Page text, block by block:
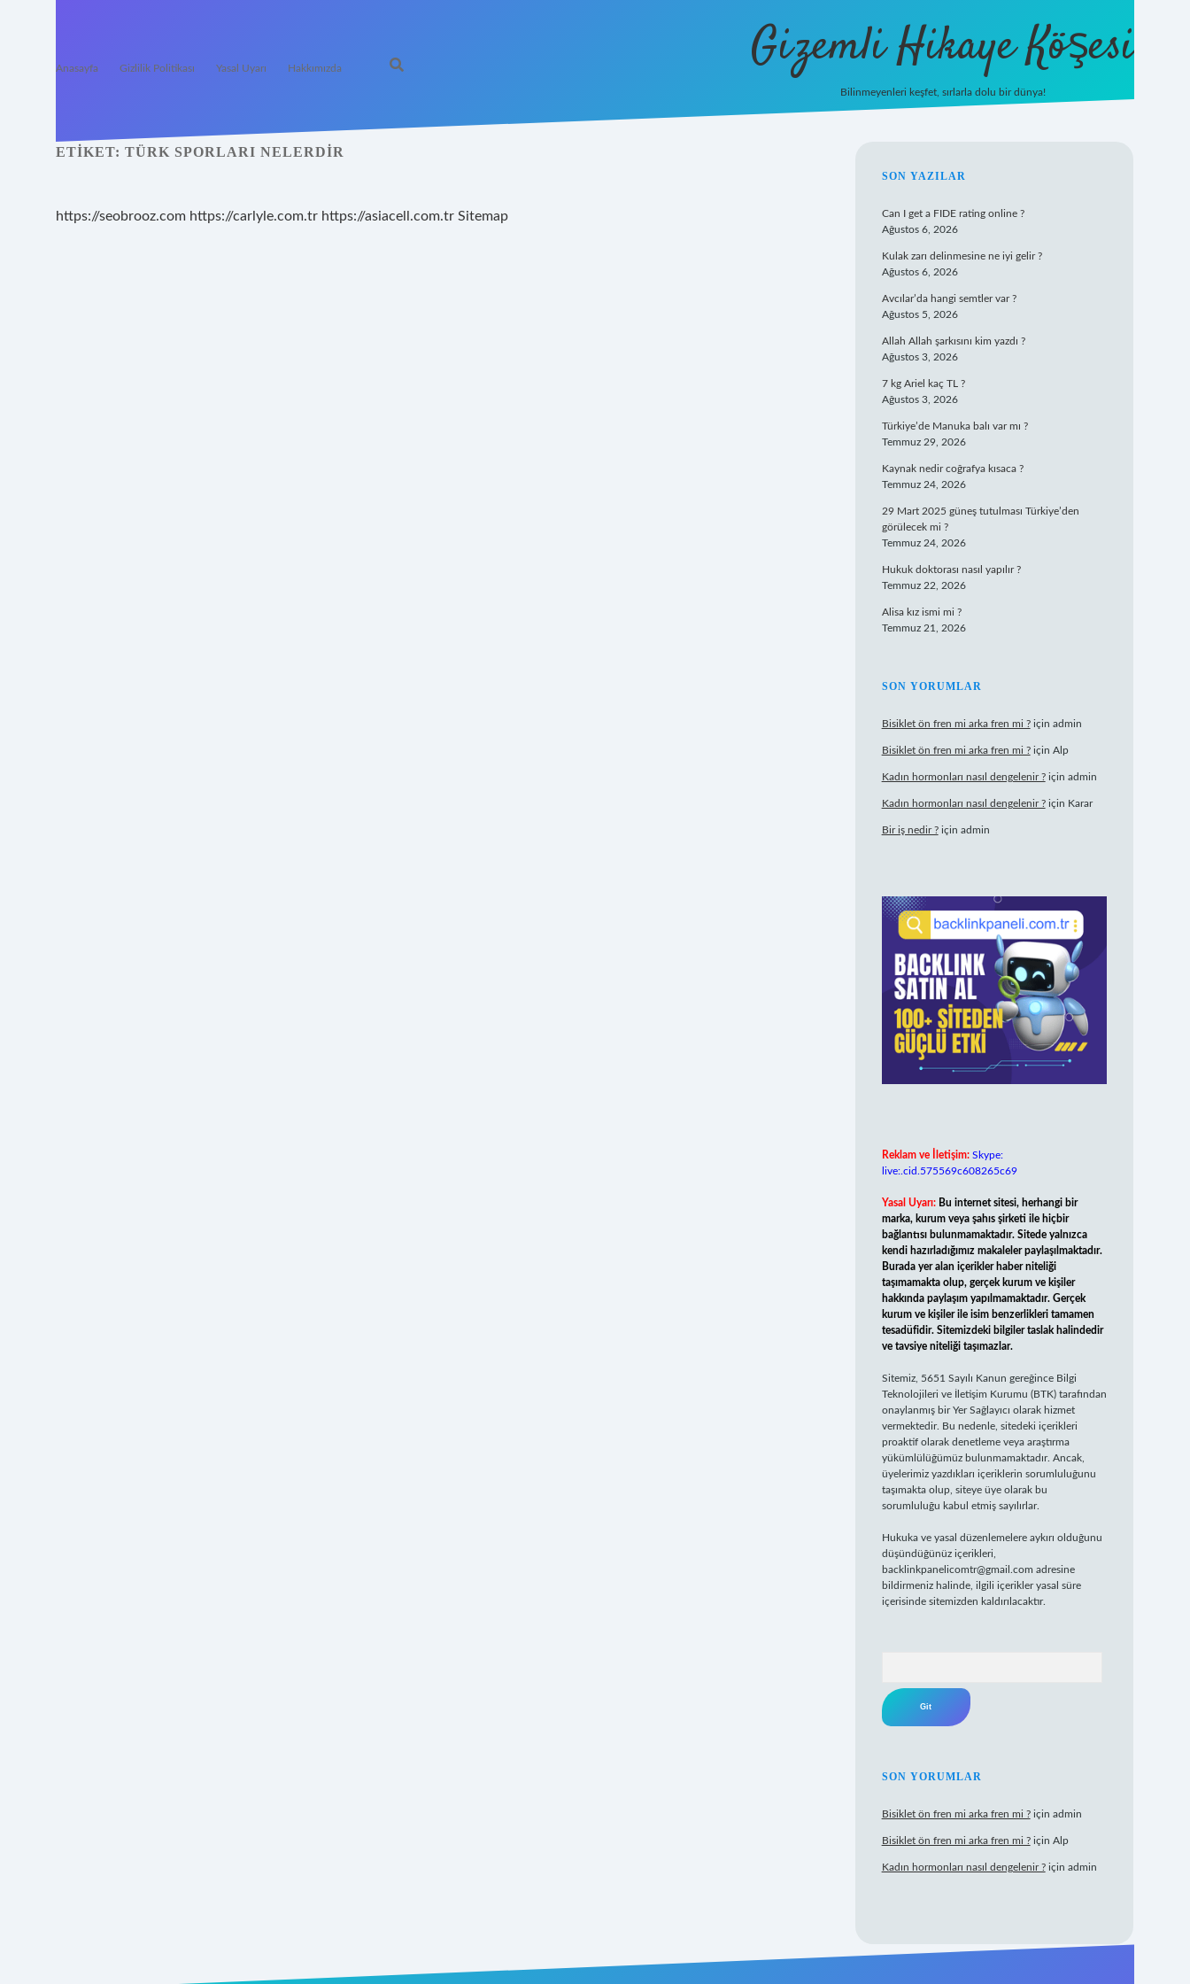
Anasayfa Gizlilik Politikası Yasal Uyarı Hakkımızda Gizemli Hikaye Köşesi
Bilinmeyenleri keşfet, sırlarla dolu bir dünya!
ETIKET: TÜRK SPORLARI NELERDIR
https://seobrooz.com https://carlyle.com.tr https://asiacell.com.tr Sitemap
SIDEBAR
SON YAZILAR
Can I get a FIDE rating online ?
Ağustos 6, 2026
Kulak zarı delinmesine ne iyi gelir ?
Ağustos 6, 2026
Avcılar’da hangi semtler var ?
Ağustos 5, 2026
Allah Allah şarkısını kim yazdı ?
Ağustos 3, 2026
7 kg Ariel kaç TL ?
Ağustos 3, 2026
Türkiye’de Manuka balı var mı ?
Temmuz 29, 2026
Kaynak nedir coğrafya kısaca ?
Temmuz 24, 2026
29 Mart 2025 güneş tutulması Türkiye’den
görülecek mi ?
Temmuz 24, 2026
Hukuk doktorası nasıl yapılır ?
Temmuz 22, 2026
Alisa kız ismi mi ?
Temmuz 21, 2026
SON YORUMLAR
Bisiklet ön fren mi arka fren mi ?için admin
Bisiklet ön fren mi arka fren mi ?için Alp
Kadın hormonları nasıl dengelenir ?için admin
Kadın hormonları nasıl dengelenir ?için Karar
Bir iş nedir ?için admin
Reklam ve İletişim: Skype:
live:.cid.575569c608265c69
Yasal Uyarı: Bu internet sitesi, herhangi bir
marka, kurum veya şahıs şirketi ile hiçbir
bağlantısı bulunmamaktadır. Sitede yalnızca
kendi hazırladığımız makaleler paylaşılmaktadır.
Burada yer alan içerikler haber niteliği
taşımamakta olup, gerçek kurum ve kişiler
hakkında paylaşım yapılmamaktadır. Gerçek
kurum ve kişiler ile isim benzerlikleri tamamen
tesadüfidir. Sitemizdeki bilgiler taslak halindedir
ve tavsiye niteliği taşımazlar.
Sitemiz, 5651 Sayılı Kanun gereğince Bilgi
Teknolojileri ve İletişim Kurumu (BTK) tarafından
onaylanmış bir Yer Sağlayıcı olarak hizmet
vermektedir. Bu nedenle, sitedeki içerikleri
proaktif olarak denetleme veya araştırma
yükümlülüğümüz bulunmamaktadır. Ancak,
üyelerimiz yazdıkları içeriklerin sorumluluğunu
taşımakta olup, siteye üye olarak bu
sorumluluğu kabul etmiş sayılırlar.
Hukuka ve yasal düzenlemelere aykırı olduğunu
düşündüğünüz içerikleri,
backlinkpanelicomtr@gmail.com adresine
bildirmeniz halinde, ilgili içerikler yasal süre
içerisinde sitemizden kaldırılacaktır.
SON YORUMLAR
Bisiklet ön fren mi arka fren mi ?için admin
Bisiklet ön fren mi arka fren mi ?için Alp
Kadın hormonları nasıl dengelenir ?için admin